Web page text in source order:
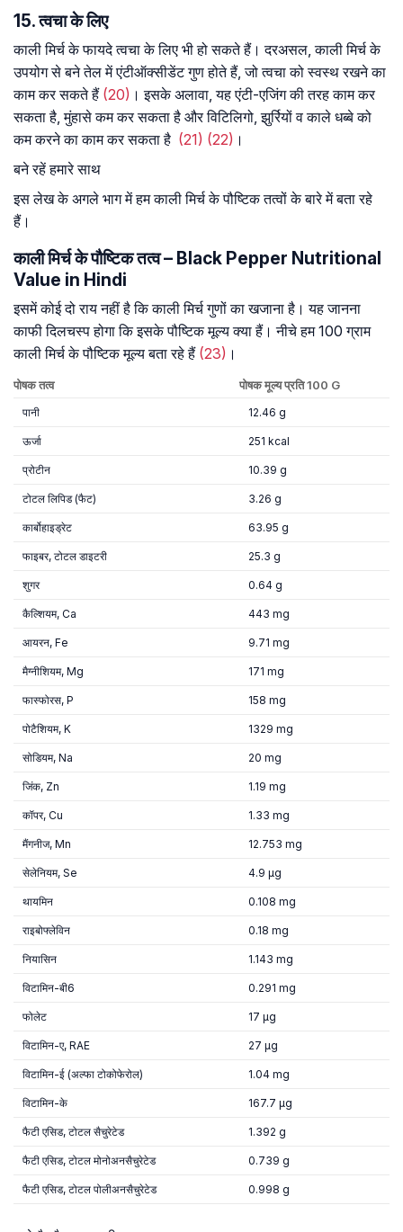
15. त्वचा के लिए
काली मिर्च के फायदे त्वचा के लिए भी हो सकते हैं। दरअसल, काली मिर्च के
उपयोग से बने तेल में एंटीऑक्सीडेंट गुण होते हैं, जो त्वचा को स्वस्थ रखने का
काम कर सकते हैं (20) । इसके अलावा, यह एंटी-एजिंग की तरह काम कर
सकता है, मुंहासे कम कर सकता है और विटिलिगो, झुर्रियों व काले धब्बे को
कम करने का काम कर सकता है (21) (22) ।
बने रहें हमारे साथ
इस लेख के अगले भाग में हम काली मिर्च के पौष्टिक तत्वों के बारे में बता रहे
हैं।
काली मिर्च के पौष्टिक तत्व – Black Pepper Nutritional
Value in Hindi
इसमें कोई दो राय नहीं है कि काली मिर्च गुणों का खजाना है। यह जानना
काफी दिलचस्प होगा कि इसके पौष्टिक मूल्य क्या हैं। नीचे हम 100 ग्राम
काली मिर्च के पौष्टिक मूल्य बता रहे हैं(23) ।
पोषक तत्व पोषक मूल्य प्रति 100 G
पानी 12.46 g
ऊर्जा 251 kcal
प्रोटीन 10.39 g
टोटल लिपिड (फैट) 3.26 g
कार्बोहाइड्रेट 63.95 g
फाइबर, टोटल डाइटरी 25.3 g
शुगर 0.64 g
कैल्शियम, Ca 443 mg
आयरन, Fe 9.71 mg
मैग्नीशियम, Mg 171 mg
फास्फोरस, P 158 mg
पोटैशियम, K 1329 mg
सोडियम, Na 20 mg
जिंक, Zn 1.19 mg
कॉपर, Cu 1.33 mg
मैंगनीज, Mn 12.753 mg
सेलेनियम, Se 4.9 µg
थायमिन 0.108 mg
राइबोफ्लेविन 0.18 mg
नियासिन 1.143 mg
विटामिन-बी6 0.291 mg
फोलेट 17 µg
विटामिन-ए, RAE 27 µg
विटामिन-ई (अल्फा टोकोफेरोल) 1.04 mg
विटामिन-के 167.7 µg
फैटी एसिड, टोटल सैचुरेटेड 1.392 g
फैटी एसिड, टोटल मोनोअनसैचुरेटेड 0.739 g
फैटी एसिड, टोटल पोलीअनसैचुरेटेड 0.998 g